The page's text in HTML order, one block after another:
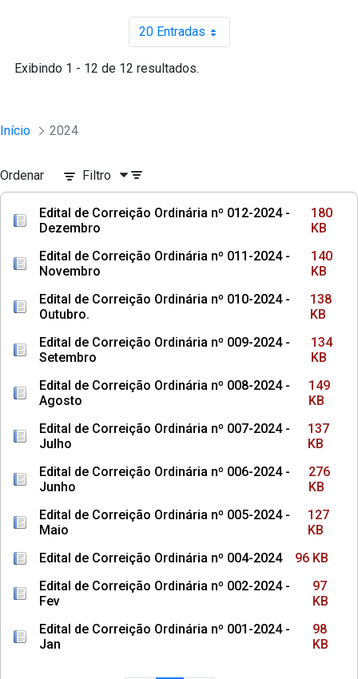
20 EntradasPor página
Exibindo 1 - 12 de 12 resultados.
Início 2024
Ordenar Filtro
Edital de Correição Ordinária nº 012-2024 -
Dezembro
180
KB
Edital de Correição Ordinária nº 011-2024 -
Novembro
140
KB
Edital de Correição Ordinária nº 010-2024 -
Outubro.
138
KB
Edital de Correição Ordinária nº 009-2024 -
Setembro
134
KB
Edital de Correição Ordinária nº 008-2024 -
Agosto
149
KB
Edital de Correição Ordinária nº 007-2024 -
Julho
137
KB
Edital de Correição Ordinária nº 006-2024 -
Junho
276
KB
Edital de Correição Ordinária nº 005-2024 -
Maio
127
KB
Edital de Correição Ordinária nº 004-2024
96 KB
Edital de Correição Ordinária nº 002-2024 -
Fev
97
KB
Edital de Correição Ordinária nº 001-2024 -
Jan
98
KB